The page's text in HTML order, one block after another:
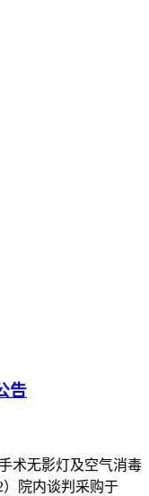
告
术无影灯及空气消毒
）院内谈判采购于